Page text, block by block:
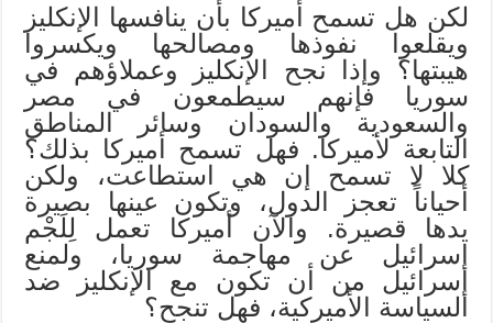
لكن هل تسمح أميركا بأن ينافسها الإنكليز
ويقلعوا نفوذها ومصالحها ويكسروا
هيبتها؟ وإذا نجح الإنكليز وعملاؤهم في
سوريا فإنهم سيطمعون في مصر
والسعودية والسودان وسائر المناطق
التابعة لأميركا. فهل تسمح أميركا بذلك؟
كلا لا تسمح إن هي استطاعت، ولكن
أحياناً تعجز الدول، وتكون عينها بصيرة
يدها قصيرة. والآن أميركا تعمل لِلَجْم
إسرائيل عن مهاجمة سوريا، ولمنع
إسرائيل من أن تكون مع الإنكليز ضد
السياسة الأميركية، فهل تنجح؟